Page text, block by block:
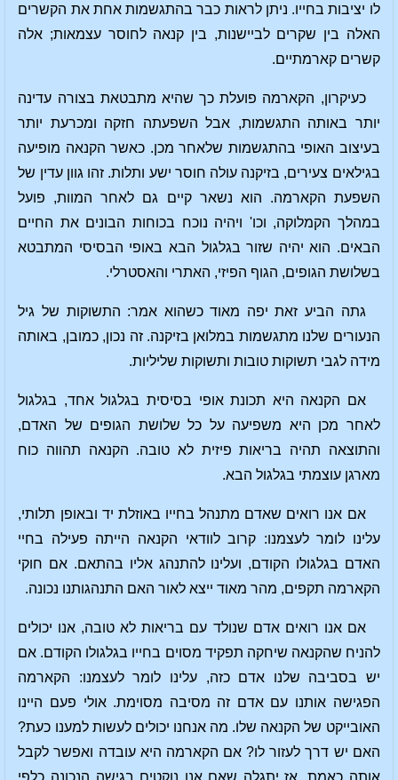
לו יציבות בחייו. ניתן לראות כבר בהתגשמות אחת את הקשרים
האלה בין שקרים לביישנות, בין קנאה לחוסר עצמאות; אלה
קשרים קארמתיים.
כעיקרון, הקארמה פועלת כך שהיא מתבטאת בצורה עדינה
יותר באותה התגשמות, אבל השפעתה חזקה ומכרעת יותר
בעיצוב האופי בהתגשמות שלאחר מכן. כאשר הקנאה מופיעה
בגילאים צעירים, בזיקנה עולה חוסר ישע ותלות. זהו גוון עדין של
השפעת הקארמה. הוא נשאר קיים גם לאחר המוות, פועל
במהלך הקמלוקה, וכו' ויהיה נוכח בכוחות הבונים את החיים
הבאים. הוא יהיה שזור בגלגול הבא באופי הבסיסי המתבטא
בשלושת הגופים, הגוף הפיזי, האתרי והאסטרלי.
גתה הביע זאת יפה מאוד כשהוא אמר: התשוקות של גיל
הנעורים שלנו מתגשמות במלואן בזיקנה. זה נכון, כמובן, באותה
מידה לגבי תשוקות טובות ותשוקות שליליות.
אם הקנאה היא תכונת אופי בסיסית בגלגול אחד, בגלגול
לאחר מכן היא משפיעה על כל שלושת הגופים של האדם,
והתוצאה תהיה בריאות פיזית לא טובה. הקנאה תהווה כוח
מארגן עוצמתי בגלגול הבא.
אם אנו רואים שאדם מתנהל בחייו באוזלת יד ובאופן תלותי,
עלינו לומר לעצמנו: קרוב לוודאי הקנאה הייתה פעילה בחיי
האדם בגלגולו הקודם, ועלינו להתנהג אליו בהתאם. אם חוקי
הקארמה תקפים, מהר מאוד ייצא לאור האם התנהגותנו נכונה.
אם אנו רואים אדם שנולד עם בריאות לא טובה, אנו יכולים
להניח שהקנאה שיחקה תפקיד מסוים בחייו בגלגולו הקודם. אם
יש בסביבה שלנו אדם כזה, עלינו לומר לעצמנו: הקארמה
הפגישה אותנו עם אדם זה מסיבה מסוימת. אולי פעם היינו
האובייקט של הקנאה שלו. מה אנחנו יכולים לעשות למענו כעת?
האם יש דרך לעזור לו? אם הקארמה היא עובדה ואפשר לקבל
אותה כאמת, אז יתגלה שאם אנו נוקטים בגישה הנכונה כלפי